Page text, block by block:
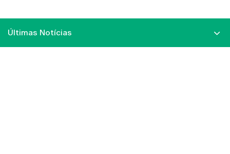
Últimas Notícias